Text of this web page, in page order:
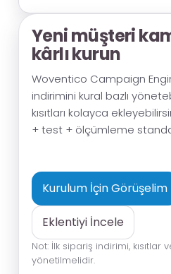
Yeni müşteri
kârlı kurun
Woventico Campaign
indirimini kural bazlı
kısıtları kolayca
+ test + ölçümleme
Kurulum İçin Görüşelim
Eklentiyi İncele
Not: İlk sipariş indirimi,
yönetilmelidir.